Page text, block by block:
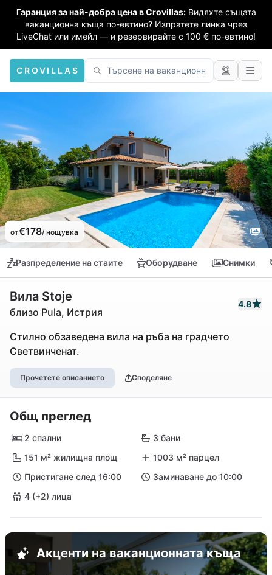
Гаранция за най-добра цена в Crovillas: Видяхте същата
ваканционна къща по-евтино? Изпратете линка чрез
LiveChat или имейл — и резервирайте с 100 € по-евтино!
CROVILLAS
от€178/ нощувка
Разпределение на стаите Оборудване Снимки
Вила Stoje
близо Pula, Истрия
4.8
Стилно обзаведена вила на ръба на градчето
Светвинченат.
Прочетете описанието Споделяне
Общ преглед
2 спални
3 бани
151 м² жилищна площ
1003 м² парцел
Пристигане след 16:00
Заминаване до 10:00
4 (+2) лица
Акценти на ваканционната къща